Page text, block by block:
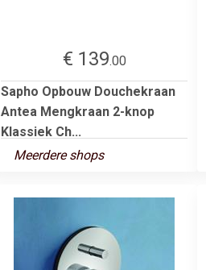
€ 139.00
Sapho Opbouw Douchekraan
Antea Mengkraan 2-knop
Klassiek Ch...
Meerdere shops